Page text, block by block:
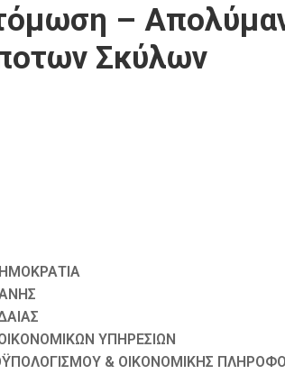
–
Σκύλων
ΥΠΗΡΕΣΙΩΝ
& ΟΙΚΟΝΟΜΙΚΗΣ